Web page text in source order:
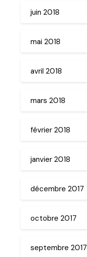
juin 2018
mai 2018
avril 2018
mars 2018
février 2018
janvier 2018
décembre 2017
octobre 2017
septembre 2017